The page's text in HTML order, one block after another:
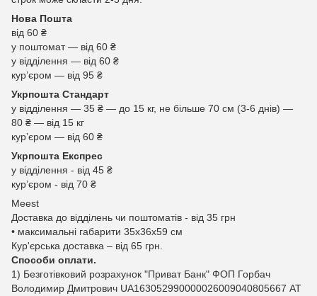
Нова Пошта
від 60 ₴
у поштомат — від 60 ₴
у відділення — від 60 ₴
курʼєром — від 95 ₴
Укрпошта Стандарт
у відділення — 35 ₴ — до 15 кг, не більше 70 см (3-6 днів) —
80 ₴ — від 15 кг
курʼєром — від 60 ₴
Укрпошта Експрес
у відділення - від 45 ₴
курʼєром - від 70 ₴
Meest
Доставка до відділень чи поштоматів - від 35 грн
• максимальні габарити 35x36x59 см
Кур'єрська доставка – від 65 грн.
Способи оплати.
1) Безготівковий розрахунок "Приват Банк" ФОП Горбач
Володимир Дмитрович UA163052990000026009040805667 АТ